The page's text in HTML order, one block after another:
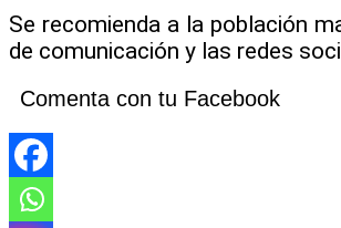
Se recomienda a la población
de comunicación y las redes
Comenta con tu Facebook